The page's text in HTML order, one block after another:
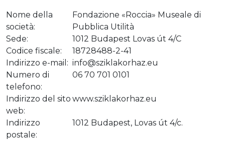
Nome della
società:
Fondazione «Roccia» Museale di
Pubblica Utilità
Sede:
1012 Budapest Lovas út 4/C
Codice fiscale:
18728488-2-41
Indirizzo e-mail: info@sziklakorhaz.eu
Numero di
telefono:
06 70 701 0101
Indirizzo del sito
web:
www.sziklakorhaz.eu
Indirizzo
postale:
1012 Budapest, Lovas út 4/c.